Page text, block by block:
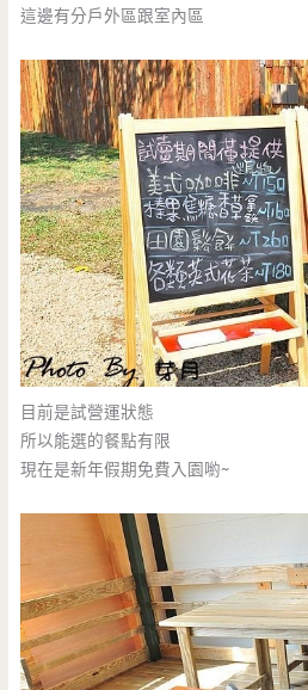
這邊有分戶外區跟室內區
目前是試營運狀態
所以能選的餐點有限
現在是新年假期免費入園喲~